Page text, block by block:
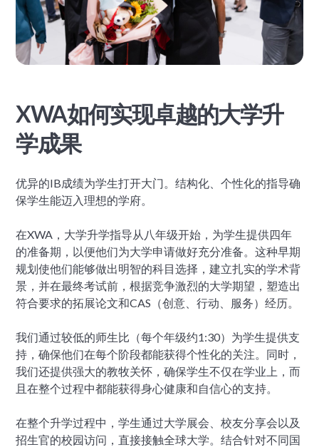
XWA如何实现卓越的大学升
学成果
优异的IB成绩为学生打开大门。结构化、个性化的指导确
保学生能迈入理想的学府。
在XWA，大学升学指导从八年级开始，为学生提供四年
的准备期，以便他们为大学申请做好充分准备。这种早期
规划使他们能够做出明智的科目选择，建立扎实的学术背
景，并在最终考试前，根据竞争激烈的大学期望，塑造出
符合要求的拓展论文和CAS（创意、行动、服务）经历。
我们通过较低的师生比（每个年级约1:30）为学生提供支
持，确保他们在每个阶段都能获得个性化的关注。同时，
我们还提供强大的教牧关怀，确保学生不仅在学业上，而
且在整个过程中都能获得身心健康和自信心的支持。
在整个升学过程中，学生通过大学展会、校友分享会以及
招生官的校园访问，直接接触全球大学。结合针对不同国